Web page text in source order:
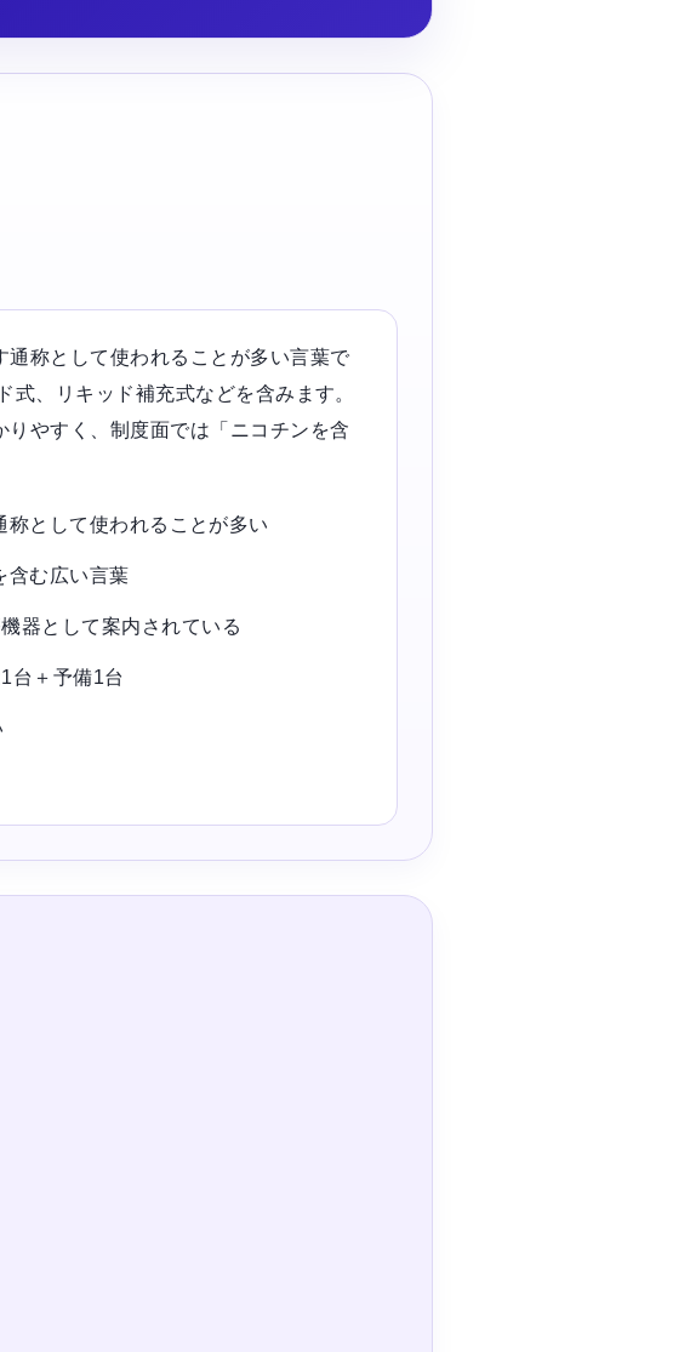
称として使われることが多い言葉で
、リキッド補充式などを含みます。
やすく、制度面では「ニコチンを含
として使われることが多い
含む広い言葉
器として案内されている
台＋予備1台